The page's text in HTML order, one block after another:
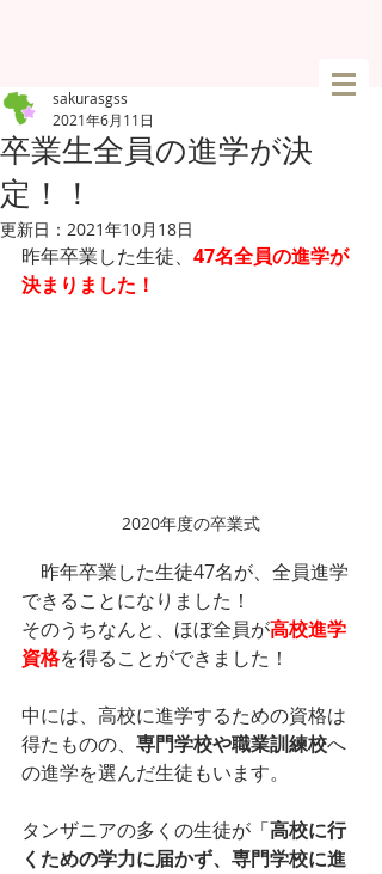
卒業生全員の進学が決
定！！
sakurasgss
2021年6月11日
更新日： 2021年10月18日
昨年卒業した生徒、 47名全員の進学が
決まりました！
2020年度の卒業式
昨年卒業した生徒47名が、全員進学
できることになりました！
そのうちなんと、ほぼ全員が高校進学
資格を得ることができました！
中には、高校に進学するための資格は
得たものの、 専門学校や職業訓練校へ
の進学を選んだ生徒もいます。
タンザニアの多くの生徒が「高校に行
くための学力に届かず、専門学校に進